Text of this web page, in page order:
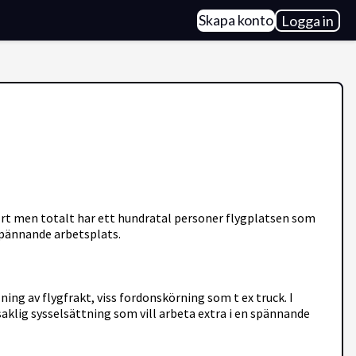
Skapa konto Logga in
men totalt har ett hundratal personer flygplatsen som
arbetsplats.
av flygfrakt, viss fordonskörning som t ex truck. I
sysselsättning som vill arbeta extra i en spännande